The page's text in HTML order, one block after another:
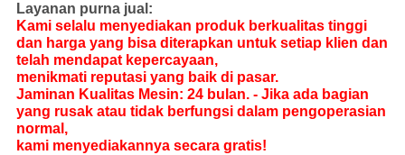
Layanan purna jual:
Kami selalu menyediakan produk berkualitas tinggi
dan harga yang bisa diterapkan untuk setiap klien dan
telah mendapat kepercayaan,
menikmati reputasi yang baik di pasar.
Jaminan Kualitas Mesin: 24 bulan. - Jika ada bagian
yang rusak atau tidak berfungsi dalam pengoperasian
normal,
kami menyediakannya secara gratis!